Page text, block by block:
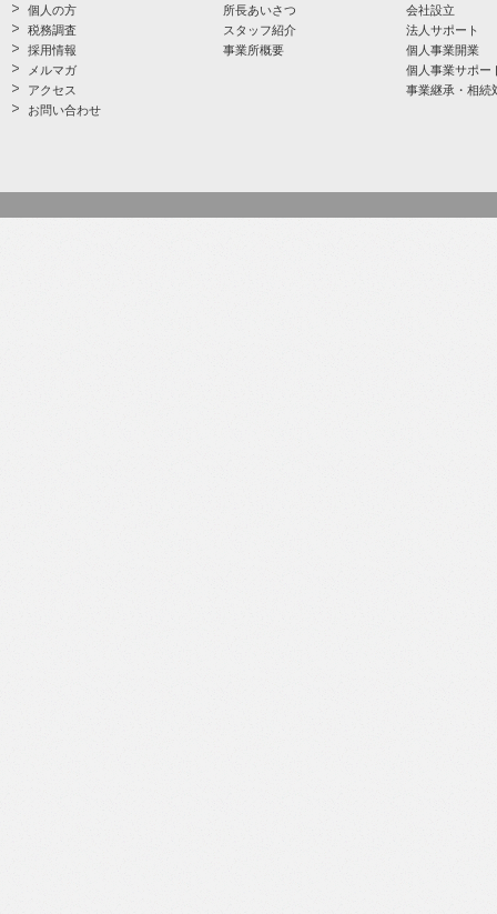
個人の方
税務調査
採用情報
メルマガ
アクセス
お問い合わせ
所長あいさつ
スタッフ紹介
事業所概要
会社設立
法人サポート
個人事業開業
個人事業サポー
事業継承・相続